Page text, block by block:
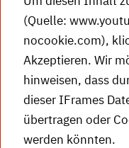
(Quelle:
nocookie.com),
Akzeptieren. Wir
hinweisen, dass
dieser IFrames
übertragen oder
werden könnten.